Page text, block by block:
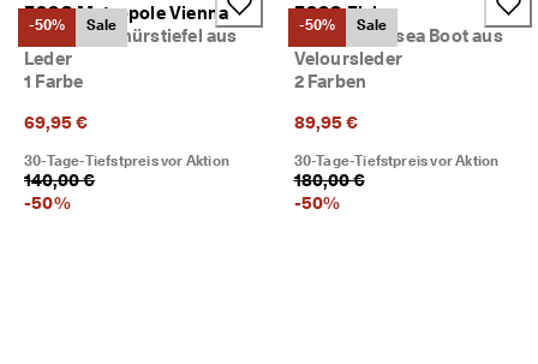
-50% Sale
ECCO Metropole Vienna
Damen Schnürstiefel aus
Leder
1 Farbe
69,95 €
30-Tage-Tiefstpreis vor Aktion
140,00 €
-50%
-50% Sale
ECCO Elaina
Damen Chelsea Boot aus
Veloursleder
2 Farben
89,95 €
30-Tage-Tiefstpreis vor Aktion
180,00 €
-50%